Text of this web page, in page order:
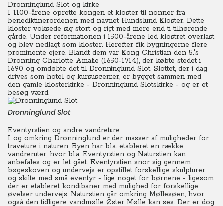
Dronninglund Slot og kirke
I 1100-årene oprette kongen et kloster til nonner fra
benediktinerordenen med navnet Hundslund Kloster. Dette
kloster voksede sig stort og rigt med mere end ti tilhørende
gårde. Under reformationen i 1500-årene led klostret overlast
og blev nedlagt som kloster. Herefter fik bygningerne flere
prominente ejere. Blandt dem var Kong Christian den 5.'s
Dronning Charlotte Amalie (1650-1714), der købte stedet i
1690 og omdøbte det til Dronninglund Slot. Slottet, der i dag
drives som hotel og kursuscenter, er bygget sammen med
den gamle klosterkirke - Dronninglund Slotskirke - og er et
besøg værd.
Dronninglund Slot
Eventyrstien og andre vandreture
I og omkring Dronninglund er der masser af muligheder for
traveture i naturen. Byen har bl.a. etableret en række
vandreruter, hvor bl.a. Eventyrstien og Naturstien kan
anbefales og er let gået. Eventyrstien snor sig gennem
bøgeskoven og undervejs er opstillet forskellige skulpturer
og skilte med små eventyr - lige noget for børnene - ligesom
der er etableret kondibaner med mulighed for forskellige
øvelser undervejs. Naturstien går omkring Møllesøen, hvor
også den tidligere vandmølle Øster Mølle kan ses. Der er dog